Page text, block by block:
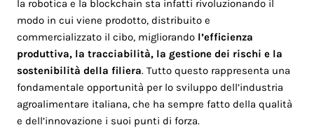
la robotica e la blockchain sta infatti rivoluzionando il
modo in cui viene prodotto, distribuito e
commercializzato il cibo, migliorando l’efficienza
produttiva, la tracciabilità, la gestione dei rischi e la
sostenibilità della filiera. Tutto questo rappresenta una
fondamentale opportunità per lo sviluppo dell’industria
agroalimentare italiana, che ha sempre fatto della qualità
e dell’innovazione i suoi punti di forza.